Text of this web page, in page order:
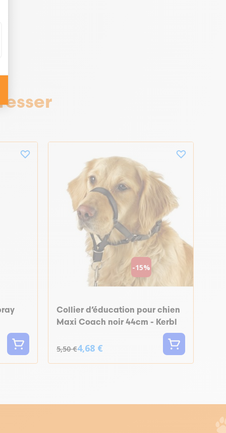
-15%
Collier d’éducation pour chien
Maxi Coach noir 44cm - Kerbl
5,50 €4,68 €